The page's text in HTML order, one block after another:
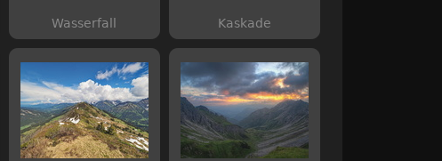
Wasserfall Kaskade